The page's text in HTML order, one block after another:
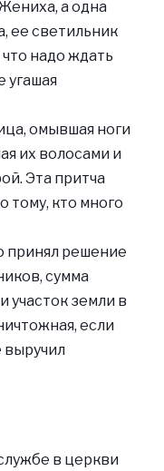
а одна
ее светильник
что надо ждать
угашая
омывшая ноги
их волосами и
Эта притча
тому, кто много
принял решение
сумма
участок земли в
если
выручил
в церкви